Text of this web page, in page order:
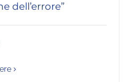
dell’errore”